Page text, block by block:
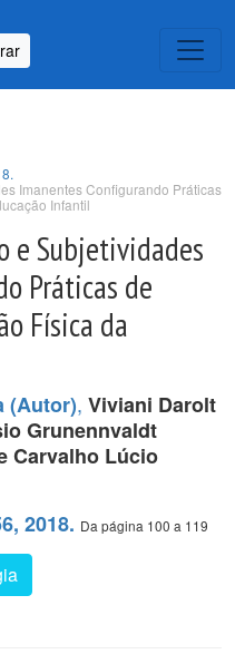
Imanentes Configurando Práticas
Infantil
e Subjetividades
Práticas de
Física da
(Autor), Viviani Darolt
Grunennvaldt
Carvalho Lúcio
2018. Da página 100 a 119